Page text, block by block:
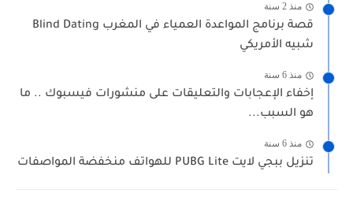
منذ 2 سنة
قصة برنامج المواعدة العمياء في المغرب Blind Dating
شبيه الأمريكي
منذ 6 سنة
إخفاء الإعجابات والتعليقات على منشورات فيسبوك .. ما
هو السبب...
منذ 6 سنة
تنزيل ببجي لايت PUBG Lite للهواتف منخفضة المواصفات